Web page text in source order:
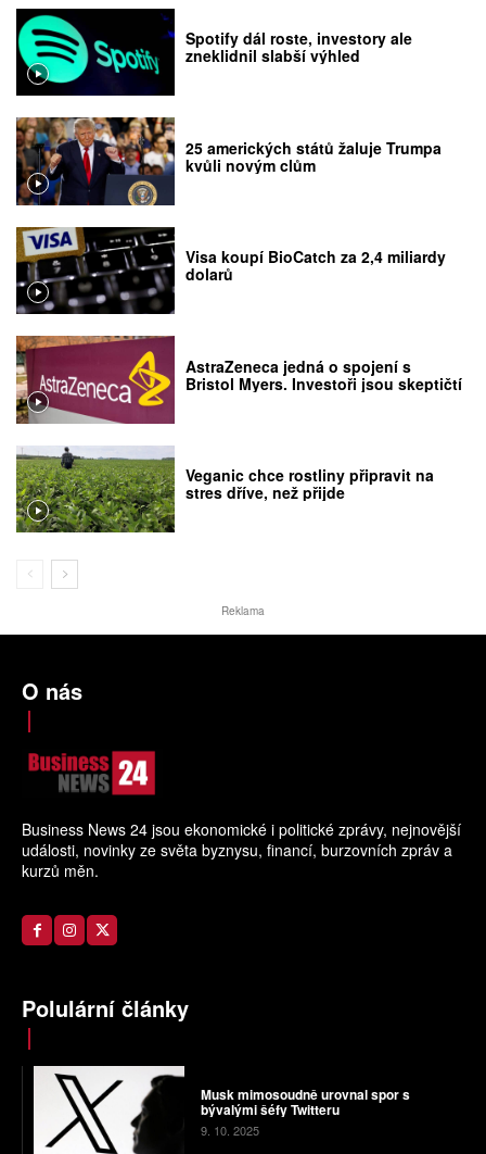
Spotify dál roste, investory ale
zneklidnil slabší výhled
25 amerických států žaluje Trumpa
kvůli novým clům
Visa koupí BioCatch za 2,4 miliardy
dolarů
AstraZeneca jedná o spojení s
Bristol Myers. Investoři jsou skeptičtí
Veganic chce rostliny připravit na
stres dříve, než přijde
Reklama
O nás
Business News 24 jsou ekonomické i politické zprávy, nejnovější
události, novinky ze světa byznysu, financí, burzovních zpráv a
kurzů měn.
Polulární články
Musk mimosoudně urovnal spor s
bývalými šéfy Twitteru
9. 10. 2025